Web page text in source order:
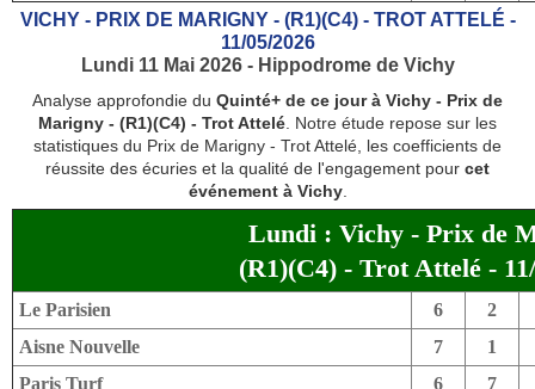
VICHY - PRIX DE MARIGNY - (R1)(C4) - TROT ATTELÉ -
11/05/2026
Lundi 11 Mai 2026 - Hippodrome de Vichy
Analyse approfondie du Quinté+ de ce jour à Vichy - Prix de
Marigny - (R1)(C4) - Trot Attelé. Notre étude repose sur les
statistiques du Prix de Marigny - Trot Attelé, les coefficients de
réussite des écuries et la qualité de l'engagement pour cet
événement à Vichy.
Lundi : Vichy - Prix de
(R1)(C4) - Trot Attelé -
Le Parisien 6
2
Aisne Nouvelle
7
1
Paris Turf
6
7